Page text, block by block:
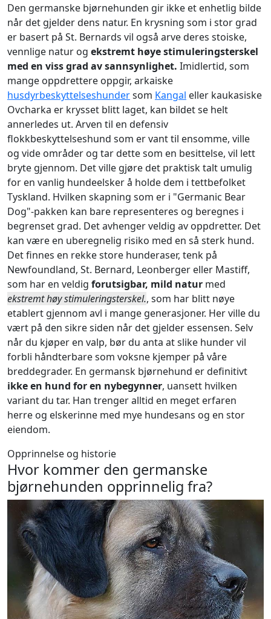
Den germanske bjørnehunden gir ikke et enhetlig bilde
når det gjelder dens natur. En krysning som i stor grad
er basert på St. Bernards vil også arve deres stoiske,
vennlige natur og ekstremt høye stimuleringsterskel
med en viss grad av sannsynlighet. Imidlertid, som
mange oppdrettere oppgir, arkaiske
husdyrbeskyttelseshundersom Kangal eller kaukasiske
Ovcharka er krysset blitt laget, kan bildet se helt
annerledes ut. Arven til en defensiv
flokkbeskyttelseshund som er vant til ensomme, ville
og vide områder og tar dette som en besittelse, vil lett
bryte gjennom. Det ville gjøre det praktisk talt umulig
for en vanlig hundeelsker å holde dem i tettbefolket
Tyskland. Hvilken skapning som er i "Germanic Bear
Dog"-pakken kan bare representeres og beregnes i
begrenset grad. Det avhenger veldig av oppdretter. Det
kan være en uberegnelig risiko med en så sterk hund.
Det finnes en rekke store hunderaser, tenk på
Newfoundland, St. Bernard, Leonberger eller Mastiff,
som har en veldig forutsigbar, mild natur med
ekstremt høy stimuleringsterskel., som har blitt nøye
etablert gjennom avl i mange generasjoner. Her ville du
vært på den sikre siden når det gjelder essensen. Selv
når du kjøper en valp, bør du anta at slike hunder vil
forbli håndterbare som voksne kjemper på våre
breddegrader. En germansk bjørnehund er definitivt
ikke en hund for en nybegynner, uansett hvilken
variant du tar. Han trenger alltid en meget erfaren
herre og elskerinne med mye hundesans og en stor
eiendom.
Opprinnelse og historie
Hvor kommer den germanske
bjørnehunden opprinnelig fra?